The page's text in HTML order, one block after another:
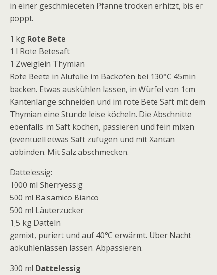
in einer geschmiedeten Pfanne trocken erhitzt, bis er
poppt.
1 kg Rote Bete
1 l Rote Betesaft
1 Zweiglein Thymian
Rote Beete in Alufolie im Backofen bei 130°C 45min
backen. Etwas auskühlen lassen, in Würfel von 1cm
Kantenlänge schneiden und im rote Bete Saft mit dem
Thymian eine Stunde leise köcheln. Die Abschnitte
ebenfalls im Saft kochen, passieren und fein mixen
(eventuell etwas Saft zufügen und mit Xantan
abbinden. Mit Salz abschmecken.
Dattelessig:
1000 ml Sherryessig
500 ml Balsamico Bianco
500 ml Läuterzucker
1,5 kg Datteln
gemixt, püriert und auf 40°C erwärmt. Über Nacht
abkühlenlassen lassen. Abpassieren.
300 ml Dattelessig